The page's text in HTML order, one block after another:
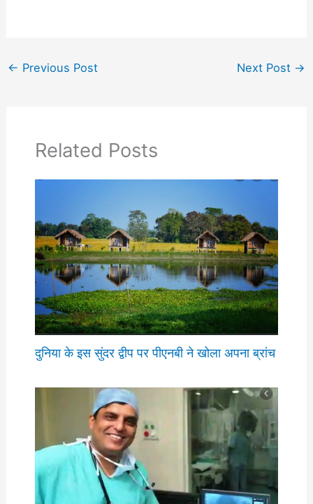
← Previous Post Next Post →
Related Posts
दुनिया के इस सुंदर द्वीप पर पीएनबी ने खोला अपना ब्रांच